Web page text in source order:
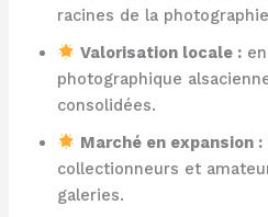
racines de la
Valorisation locale :
photographique
consolidées.
Marché en expansion :
collectionneurs et
galeries.